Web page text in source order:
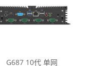
G687 10代 单网